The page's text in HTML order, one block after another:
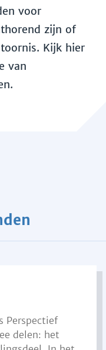
voor
zijn of
Kijk hier
van
Perspectief
delen: het